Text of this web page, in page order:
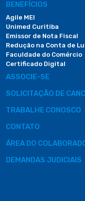
BENEFÍCIOS
Agile MEI
Unimed Curitiba
Emissor de Nota Fiscal
Redução na Conta de
Faculdade do Comércio
Certificado Digital
ASSOCIE-SE
SOLICITAÇÃO DE
TRABALHE CONOSCO
CONTATO
ÁREA DO
DEMANDAS JUDICIAIS